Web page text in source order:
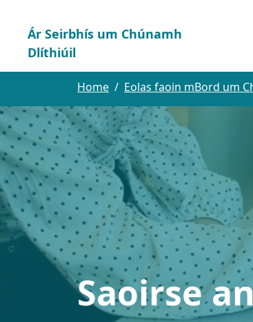
Ár Seirbhís um Chúnamh
Dlíthiúil
Home Eolas faoin mBord um
Saoirse